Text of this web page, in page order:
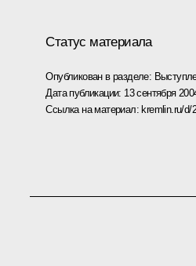
Статус материала
Опубликован в разделе:
Дата публикации: 13 сентября
Ссылка на материал:kremlin.ru/d/